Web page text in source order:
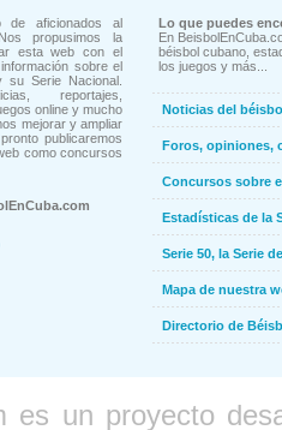
de aficionados al
propusimos la
esta web con el
sobre el
su Serie Nacional.
reportajes,
online y mucho
mejorar y ampliar
publicaremos
como concursos
Lo que puedes
En
béisbol cubano,
los juegos y más...
Noticias del
Foros, opiniones,
Concursos sobre
Estadísticas de la
Serie 50, la Serie
Mapa de nuestra
Directorio de
es un proyecto